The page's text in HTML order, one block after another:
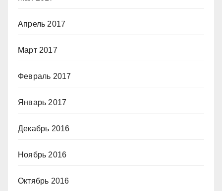
Апрель 2017
Март 2017
Февраль 2017
Январь 2017
Декабрь 2016
Ноябрь 2016
Октябрь 2016